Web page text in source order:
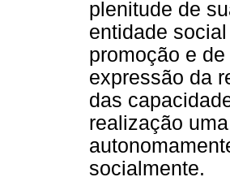
plenitude de
entidade
promoção e
expressão da
das
realização
socialmente.